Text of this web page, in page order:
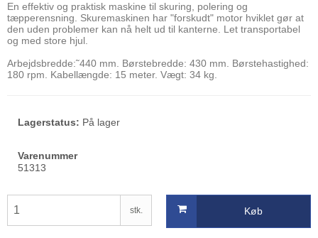
En effektiv og praktisk maskine til skuring, polering og
tæpperensning. Skuremaskinen har "forskudt" motor hviklet gør at
den uden problemer kan nå helt ud til kanterne. Let transportabel
og med store hjul.
Arbejdsbredde:˜440 mm. Børstebredde: 430 mm. Børstehastighed:
180 rpm. Kabellængde: 15 meter. Vægt: 34 kg.
Lagerstatus: På lager
Varenummer
51313
stk. Køb